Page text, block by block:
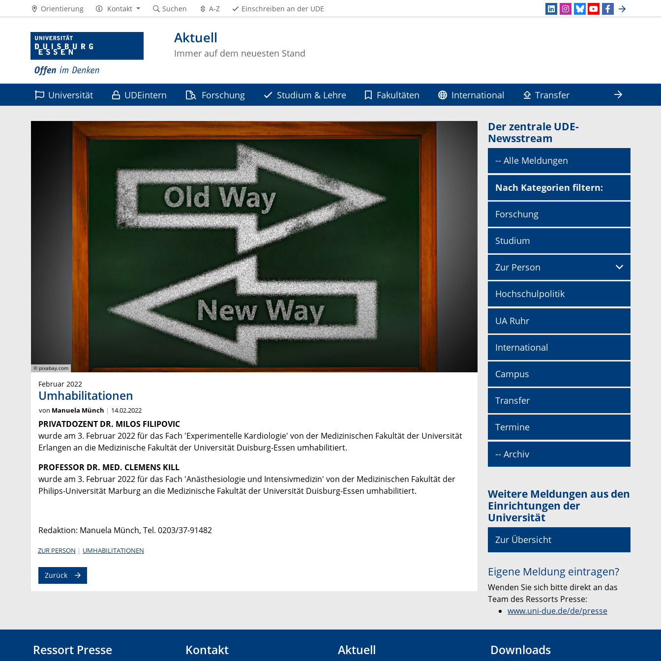
Aktuell
Immer auf dem neuesten Stand
Orientierung Kontakt Suchen A-Z Einschreiben an der UDE
Universität UDEintern Forschung Studium & Lehre Fakultäten International
Transfer
© pixabay.com
Februar 2022
Umhabilitationen
von Manuela Münch 14.02.2022
PRIVATDOZENT DR. MILOS FILIPOVIC
wurde am 3. Februar 2022 für das Fach 'Experimentelle Kardiologie' von der Medizinischen Fakultät der Universität
Erlangen an die Medizinische Fakultät der Universität Duisburg-Essen umhabilitiert.
PROFESSOR DR. MED. CLEMENS KILL
wurde am 3. Februar 2022 für das Fach 'Anästhesiologie und Intensivmedizin' von der Medizinischen Fakultät der
Philips-Universität Marburg an die Medizinische Fakultät der Universität Duisburg-Essen umhabilitiert.
Redaktion: Manuela Münch, Tel. 0203/37-91482
ZUR PERSON UMHABILITATIONEN
Zurück
Der zentrale UDE-
Newsstream
-- Alle Meldungen
Nach Kategorien filtern:
Forschung
Studium
Zur Person
Hochschulpolitik
UA Ruhr
International
Campus
Transfer
Termine
-- Archiv
Weitere Meldungen aus den
Einrichtungen der
Universität
Zur Übersicht
Eigene Meldung eintragen?
Wenden Sie sich bitte direkt an das
Team des Ressorts Presse:
www.uni-due.de/de/presse
Ressort Presse Kontakt Aktuell Downloads